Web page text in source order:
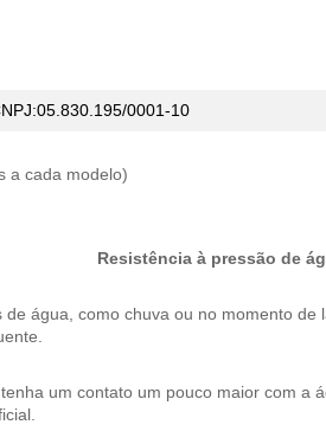
0001-10
a cada modelo)
Resistência à pressão de
de água, como chuva ou no momento
um contato um pouco maior com a